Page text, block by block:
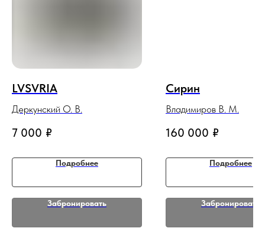
LVSVRIA
Деркунский О. В.
7 000 ₽
Подробнее
Забронировать
Сирин
Владимиров В. М.
160 000 ₽
Подробнее
Забронировать